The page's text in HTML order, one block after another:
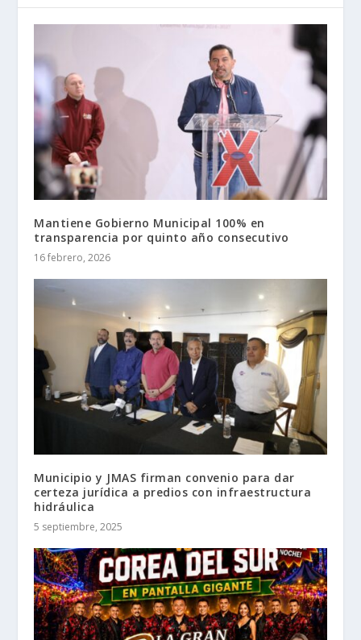
Mantiene Gobierno Municipal 100% en
transparencia por quinto año consecutivo
16 febrero, 2026
Municipio y JMAS firman convenio para dar
certeza jurídica a predios con infraestructura
hidráulica
5 septiembre, 2025